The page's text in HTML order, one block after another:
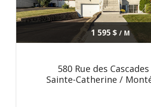
1 595 $/ M
580 Rue des
Sainte-Catherine /